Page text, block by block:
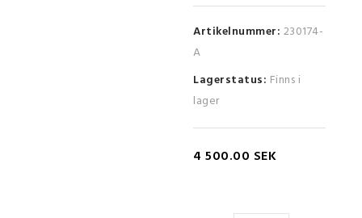
Artikelnummer: 230174-
A
Lagerstatus: Finns i
lager
4 500.00 SEK